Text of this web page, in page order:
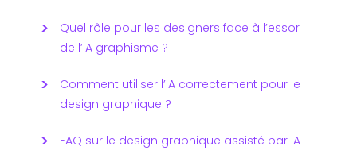
Quel rôle pour les designers face à l’essor
de l’IA graphisme ?
Comment utiliser l’IA correctement pour le
design graphique ?
FAQ sur le design graphique assisté par IA